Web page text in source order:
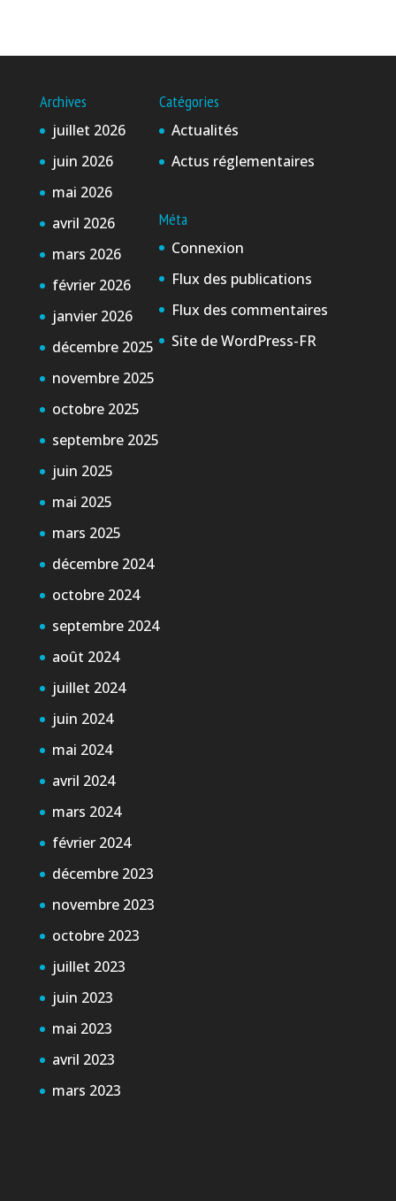
Archives
juillet 2026
juin 2026
mai 2026
avril 2026
mars 2026
février 2026
janvier 2026
décembre 2025
novembre 2025
octobre 2025
septembre 2025
juin 2025
mai 2025
mars 2025
décembre 2024
octobre 2024
septembre 2024
août 2024
juillet 2024
juin 2024
mai 2024
avril 2024
mars 2024
février 2024
décembre 2023
novembre 2023
octobre 2023
juillet 2023
juin 2023
mai 2023
avril 2023
mars 2023
Catégories
Actualités
Actus réglementaires
Méta
Connexion
Flux des publications
Flux des commentaires
Site de WordPress-FR